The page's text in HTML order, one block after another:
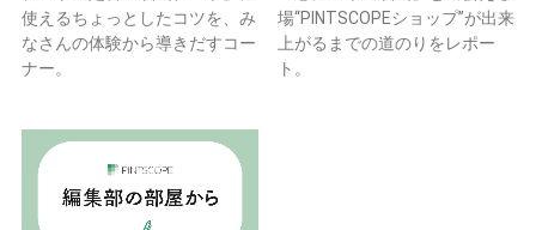
使えるちょっとしたコツを、み
なさんの体験から導きだすコー
ナー。
場“PINTSCOPEショップ”が出来
上がるまでの道のりをレポー
ト。